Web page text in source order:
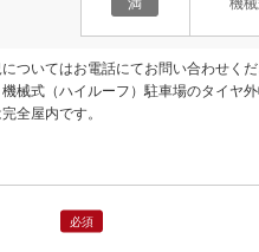
ついてはお電話にてお問い合わせくだ
械式（ハイルーフ）駐車場のタイヤ
全屋内です。
必須